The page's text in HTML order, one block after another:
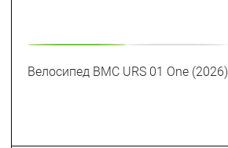
Велосипед BMC URS 01 One (2026)